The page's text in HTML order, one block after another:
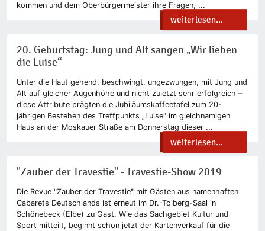
kommen und dem Oberbürgermeister ihre Fragen, ...
weiterlesen...
20. Geburtstag: Jung und Alt sangen „Wir lieben
die Luise“
Unter die Haut gehend, beschwingt, ungezwungen, mit Jung und
Alt auf gleicher Augenhöhe und nicht zuletzt sehr erfolgreich –
diese Attribute prägten die Jubiläumskaffeetafel zum 20-
jährigen Bestehen des Treffpunkts „Luise“ im gleichnamigen
Haus an der Moskauer Straße am Donnerstag dieser ...
weiterlesen...
"Zauber der Travestie" - Travestie-Show 2019
Die Revue "Zauber der Travestie" mit Gästen aus namenhaften
Cabarets Deutschlands ist erneut im Dr.-Tolberg-Saal in
Schönebeck (Elbe) zu Gast. Wie das Sachgebiet Kultur und
Sport mitteilt, beginnt schon jetzt der Kartenverkauf für die